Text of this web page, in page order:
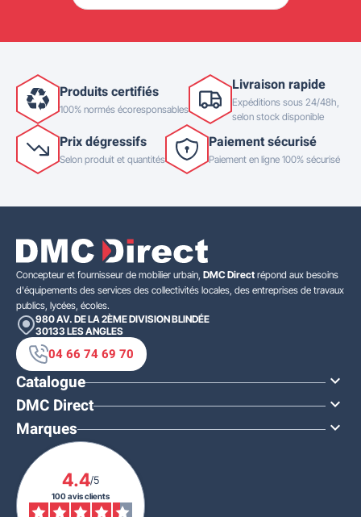
Produits certifiés
100% normés écoresponsables
Livraison rapide
Expéditions sous 24/48h,
selon stock disponible
Prix dégressifs
Selon produit et quantités
Paiement sécurisé
Paiement en ligne 100% sécurisé
Concepteur et fournisseur de mobilier urbain, DMC Direct répond aux besoins
d'équipements des services des collectivités locales, des entreprises de travaux
publics, lycées, écoles.
980 AV. DE LA 2ÈME DIVISION BLINDÉE
30133 LES ANGLES
04 66 74 69 70
Catalogue 
DMC Direct 
Marques 
4.4/5
100 avis clients